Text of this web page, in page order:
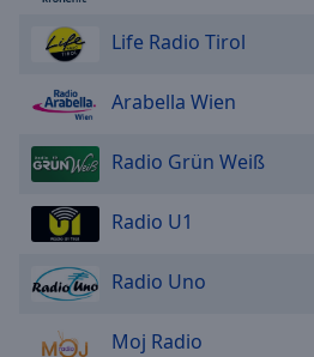
Life Radio Tirol
Arabella Wien
Radio Grün Weiß
Radio U1
Radio Uno
Moj Radio